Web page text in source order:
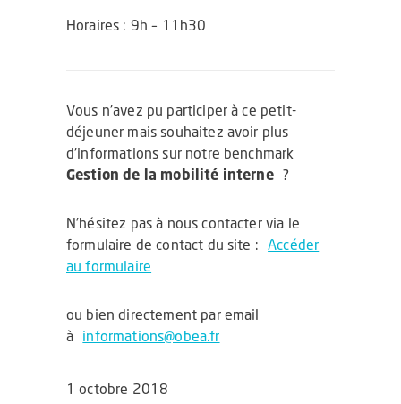
Horaires : 9h – 11h30
Vous n’avez pu participer à ce petit-
déjeuner mais souhaitez avoir plus
d’informations sur notre benchmark
Gestion de la mobilité interne ?
N’hésitez pas à nous contacter via le
formulaire de contact du site :Accéder
au formulaire
ou bien directement par email
à informations@obea.fr
1 octobre 2018